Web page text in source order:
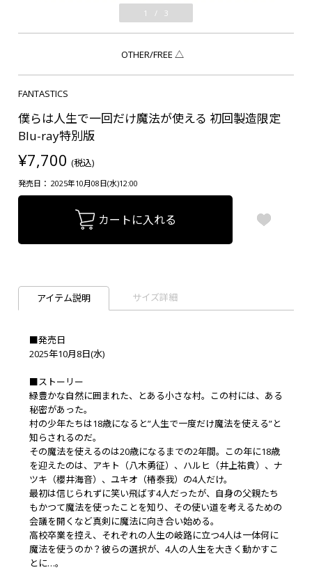
1 / 3
OTHER/FREE △
FANTASTICS
僕らは人生で一回だけ魔法が使える 初回製造限定
Blu-ray特別版
¥7,700 (税込)
発売日： 2025年10月08日(水)12:00
カートに入れる
アイテム説明 サイズ詳細
■発売日
2025年10月8日(水)
■ストーリー
緑豊かな自然に囲まれた、とある小さな村。この村には、ある
秘密があった。
村の少年たちは18歳になると”人生で一度だけ魔法を使える”と
知らされるのだ。
その魔法を使えるのは20歳になるまでの2年間。この年に18歳
を迎えたのは、アキト（八木勇征）、ハルヒ（井上祐貴）、ナ
ツキ（櫻井海音）、ユキオ（椿泰我）の4人だけ。
最初は信じられずに笑い飛ばす4人だったが、自身の父親たち
もかつて魔法を使ったことを知り、その使い道を考えるための
会議を開くなど真剣に魔法に向き合い始める。
高校卒業を控え、それぞれの人生の岐路に立つ4人は一体何に
魔法を使うのか？彼らの選択が、4人の人生を大きく動かすこ
とに…。